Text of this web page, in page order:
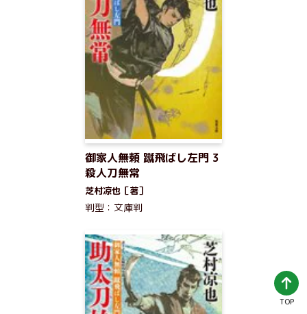
御家人無頼 蹴飛ばし左門 3
殺人刀無常
芝村凉也［著］
判型：文庫判
TOP